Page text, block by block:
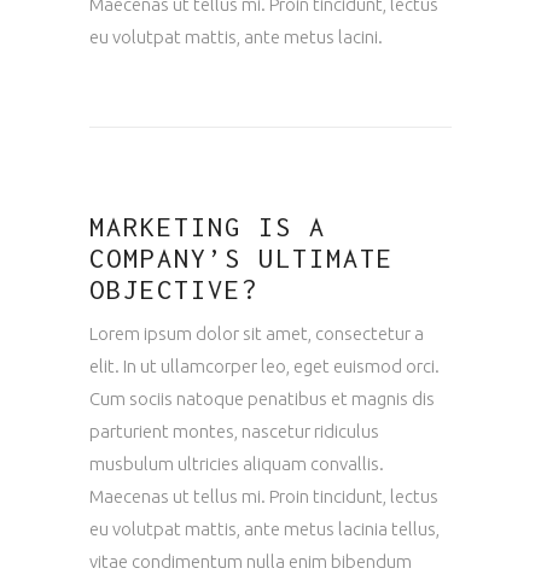
Maecenas ut tellus mi. Proin tincidunt, lectus
eu volutpat mattis, ante metus lacini.
MARKETING IS A
COMPANY’S ULTIMATE
OBJECTIVE?
Lorem ipsum dolor sit amet, consectetur a
elit. In ut ullamcorper leo, eget euismod orci.
Cum sociis natoque penatibus et magnis dis
parturient montes, nascetur ridiculus
musbulum ultricies aliquam convallis.
Maecenas ut tellus mi. Proin tincidunt, lectus
eu volutpat mattis, ante metus lacinia tellus,
vitae condimentum nulla enim bibendum